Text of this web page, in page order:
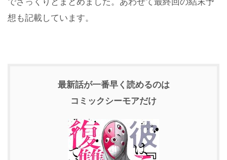
想も記載しています。
最新話が一番早く読めるのは
コミックシーモアだけ